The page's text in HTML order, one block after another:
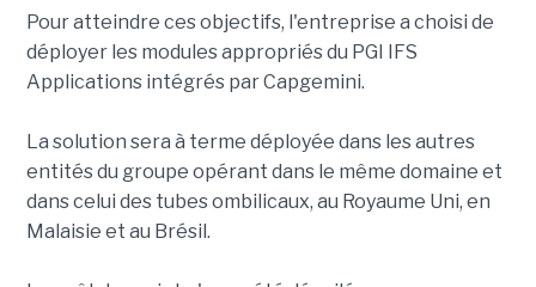
Pour atteindre ces objectifs, l'entreprise a choisi de
déployer les modules appropriés du PGI IFS
Applications intégrés par Capgemini.
La solution sera à terme déployée dans les autres
entités du groupe opérant dans le même domaine et
dans celui des tubes ombilicaux, au Royaume Uni, en
Malaisie et au Brésil.